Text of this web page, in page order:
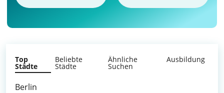
Top
Städte
Beliebte
Städte
Ähnliche
Suchen
Ausbildung
Berlin